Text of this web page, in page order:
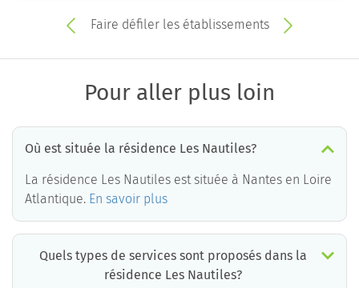
Faire défiler les établissements
Pour aller plus loin
Où est située la résidence Les Nautiles?
La résidence Les Nautiles est située à Nantes en Loire
Atlantique. En savoir plus
Quels types de services sont proposés dans la
résidence Les Nautiles?